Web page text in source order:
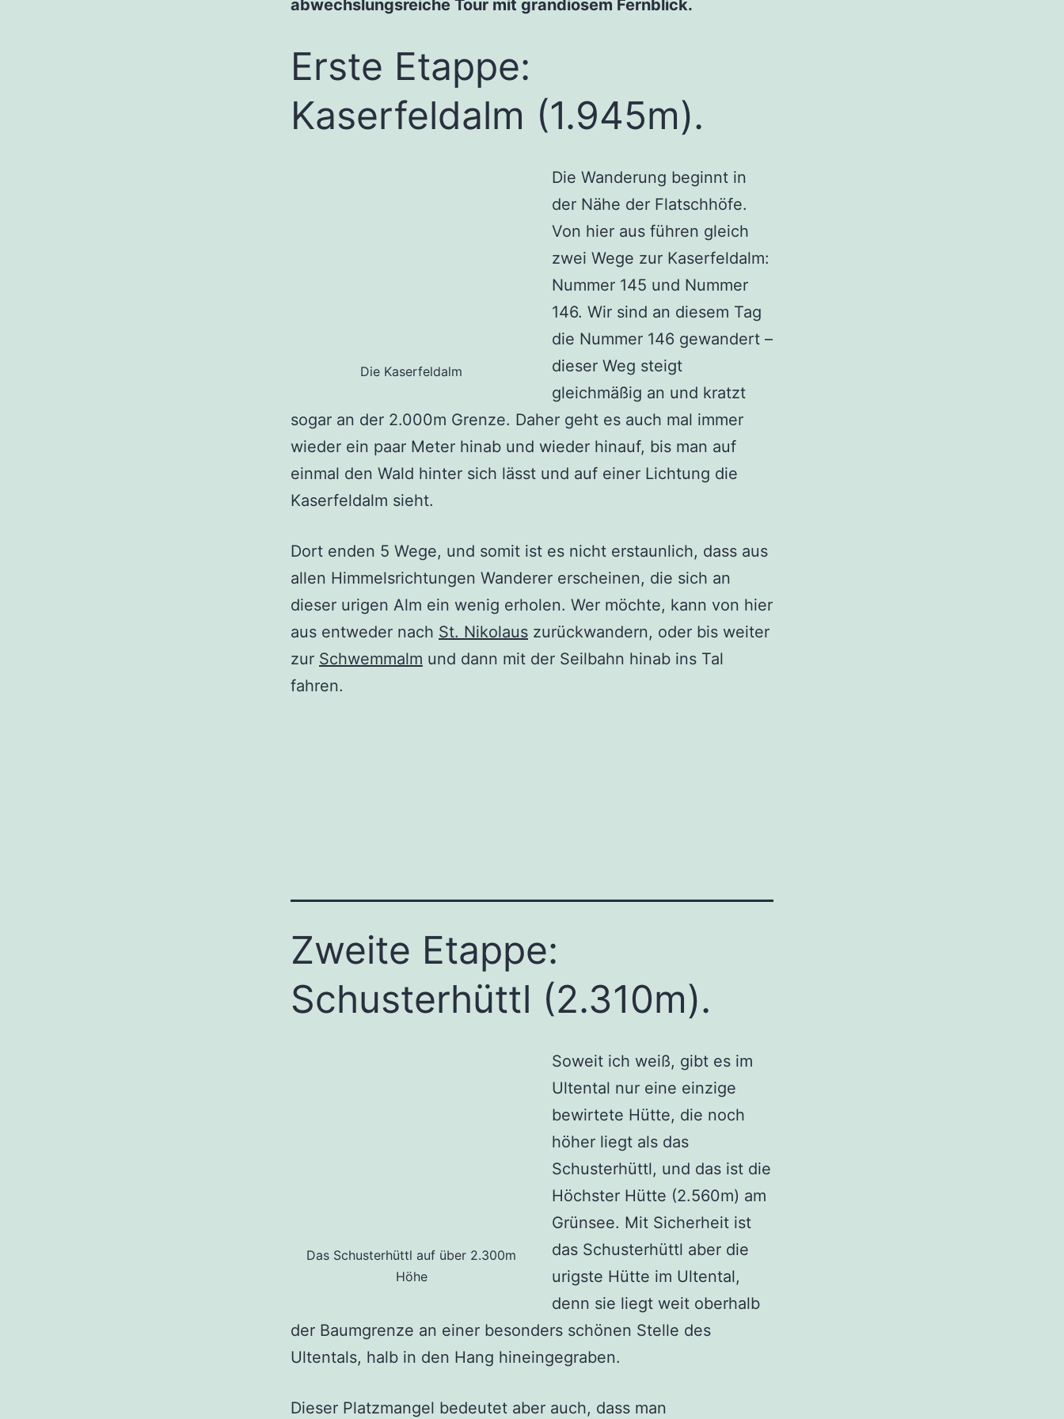
abwechslungsreiche Tour mit grandiosem Fernblick.
Erste Etappe:
Kaserfeldalm (1.945m).
Die Kaserfeldalm
Die Wanderung beginnt in
der Nähe der Flatschhöfe.
Von hier aus führen gleich
zwei Wege zur Kaserfeldalm:
Nummer 145 und Nummer
146. Wir sind an diesem Tag
die Nummer 146 gewandert –
dieser Weg steigt
gleichmäßig an und kratzt
sogar an der 2.000m Grenze. Daher geht es auch mal immer
wieder ein paar Meter hinab und wieder hinauf, bis man auf
einmal den Wald hinter sich lässt und auf einer Lichtung die
Kaserfeldalm sieht.
Dort enden 5 Wege, und somit ist es nicht erstaunlich, dass aus
allen Himmelsrichtungen Wanderer erscheinen, die sich an
dieser urigen Alm ein wenig erholen. Wer möchte, kann von hier
aus entweder nach St. Nikolaus zurückwandern, oder bis weiter
zur Schwemmalm und dann mit der Seilbahn hinab ins Tal
fahren.
Zweite Etappe:
Schusterhüttl (2.310m).
Das Schusterhüttl auf über 2.300m
Höhe
Soweit ich weiß, gibt es im
Ultental nur eine einzige
bewirtete Hütte, die noch
höher liegt als das
Schusterhüttl, und das ist die
Höchster Hütte (2.560m) am
Grünsee. Mit Sicherheit ist
das Schusterhüttl aber die
urigste Hütte im Ultental,
denn sie liegt weit oberhalb
der Baumgrenze an einer besonders schönen Stelle des
Ultentals, halb in den Hang hineingegraben.
Dieser Platzmangel bedeutet aber auch, dass man